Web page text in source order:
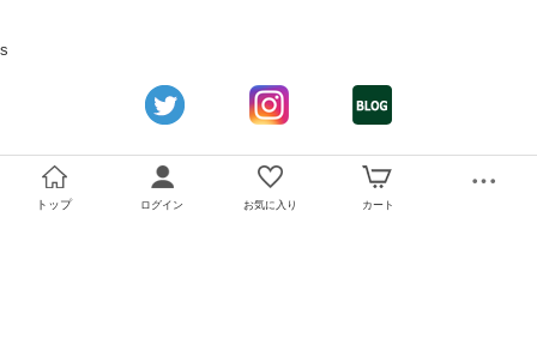
s
トップ ログイン お気に入り カート